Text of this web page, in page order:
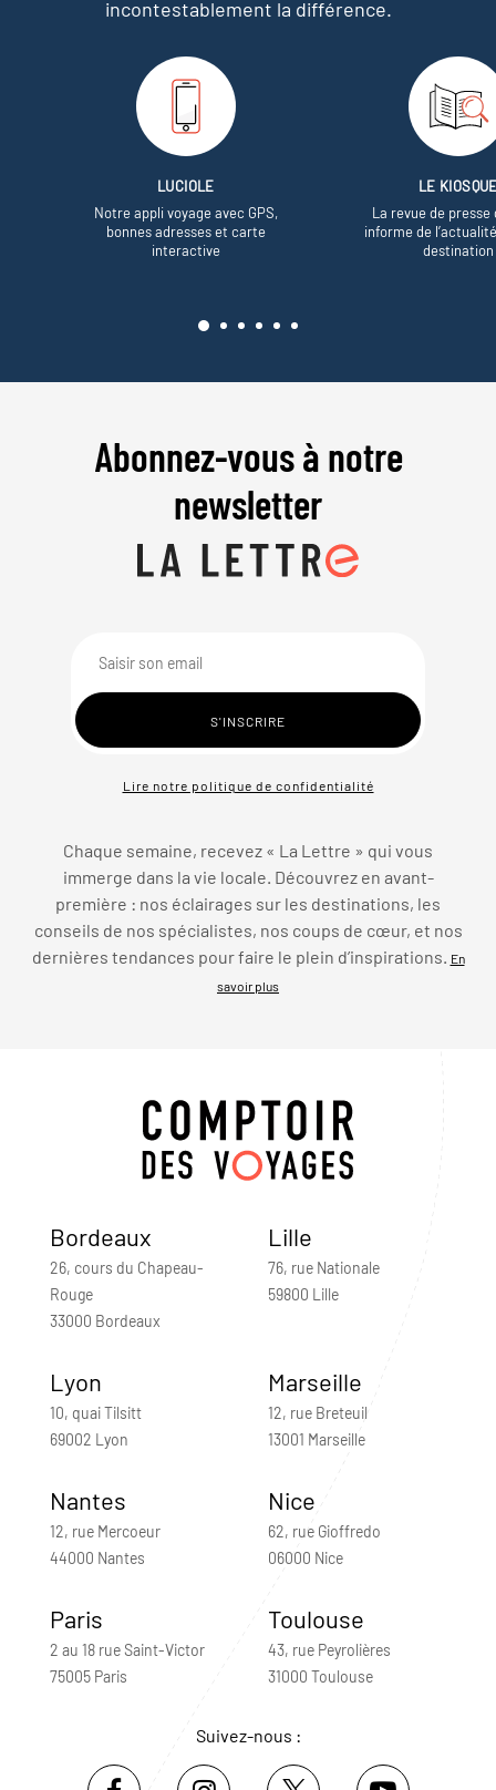
incontestablement la différence.
LUCIOLE
Notre appli voyage avec GPS,
bonnes adresses et carte
interactive
LE
La revue de presse
informe de
destination
Abonnez-vous à notre
newsletter
Lire notre politique de confidentialité
Chaque semaine, recevez « La Lettre » qui vous
immerge dans la vie locale. Découvrez en avant-
première : nos éclairages sur les destinations, les
conseils de nos spécialistes, nos coups de cœur, et nos
dernières tendances pour faire le plein d’inspirations.
En
savoir plus
Bordeaux
26, cours du Chapeau-
Rouge
33000 Bordeaux
Lille
76, rue Nationale
59800 Lille
Lyon
10, quai Tilsitt
69002 Lyon
Marseille
12, rue Breteuil
13001 Marseille
Nantes
12, rue Mercoeur
44000 Nantes
Nice
62, rue Gioffredo
06000 Nice
Paris
2 au 18 rue Saint-Victor
75005 Paris
Toulouse
43, rue Peyrolières
31000 Toulouse
Suivez-nous :